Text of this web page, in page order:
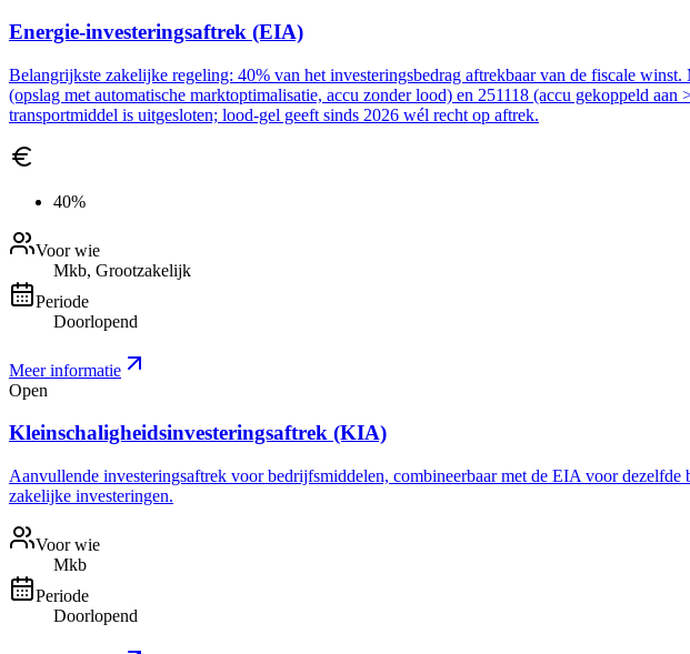
Energie-investeringsaftrek (EIA)
Belangrijkste zakelijke regeling: 40% van het investeringsbedrag aftrekbaar van de fiscale
(opslag met automatische marktoptimalisatie, accu zonder lood) en 251118 (accu gekoppeld
transportmiddel is uitgesloten; lood-gel geeft sinds 2026 wél recht op aftrek.
40%
Voor wie
Mkb, Grootzakelijk
Periode
Doorlopend
Meer informatie
Open
Kleinschaligheidsinvesteringsaftrek (KIA)
Aanvullende investeringsaftrek voor bedrijfsmiddelen, combineerbaar met de EIA voor
zakelijke investeringen.
Voor wie
Mkb
Periode
Doorlopend